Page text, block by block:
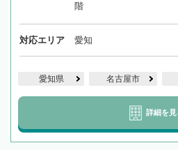
階
対応エリア 愛知
愛知県 名古屋市
詳細を見